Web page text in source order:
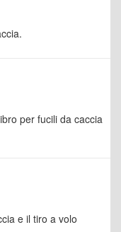
per fucili da caccia
e il tiro a volo